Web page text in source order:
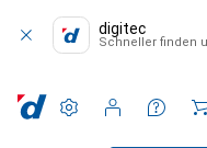
digitec
Schneller finden
Einstellungen
Kundenkonto
Vergleichslisten
Merklisten
Warenkorb